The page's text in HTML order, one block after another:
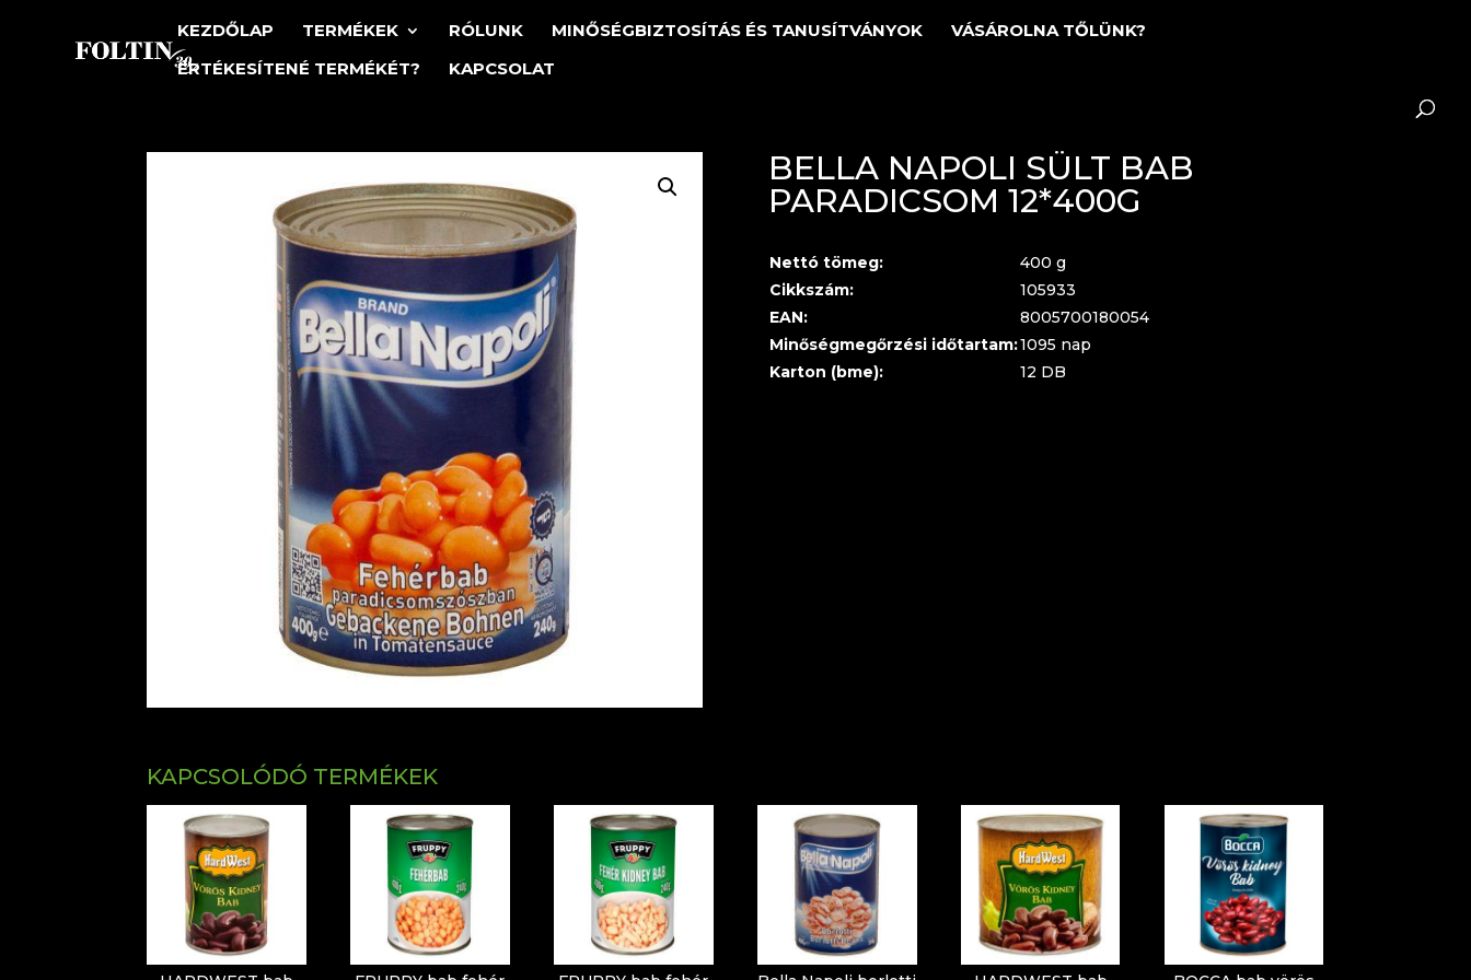
KEZDŐLAP TERMÉKEK RÓLUNK MINŐSÉGBIZTOSÍTÁS ÉS TANUSÍTVÁNYOK
VÁSÁROLNA TŐLÜNK?
ÉRTÉKESÍTENÉ TERMÉKÉT?
KAPCSOLAT
BELLA NAPOLI SÜLT BAB
PARADICSOM 12*400G
Nettó tömeg:
400 g
Cikkszám:
105933
EAN:
8005700180054
Minőségmegőrzési időtartam:1095 nap
Karton (bme):
12 DB
KAPCSOLÓDÓ TERMÉKEK